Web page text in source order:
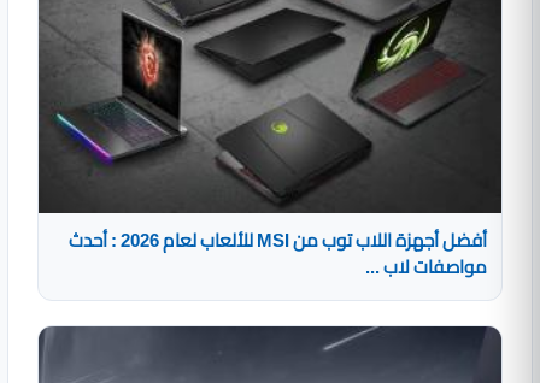
أفضل أجهزة اللاب توب من MSI للألعاب لعام 2026 : أحدث
مواصفات لاب ...